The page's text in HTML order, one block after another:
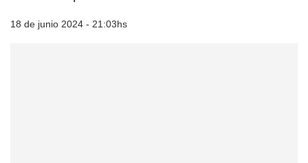
18 de junio 2024 - 21:03hs